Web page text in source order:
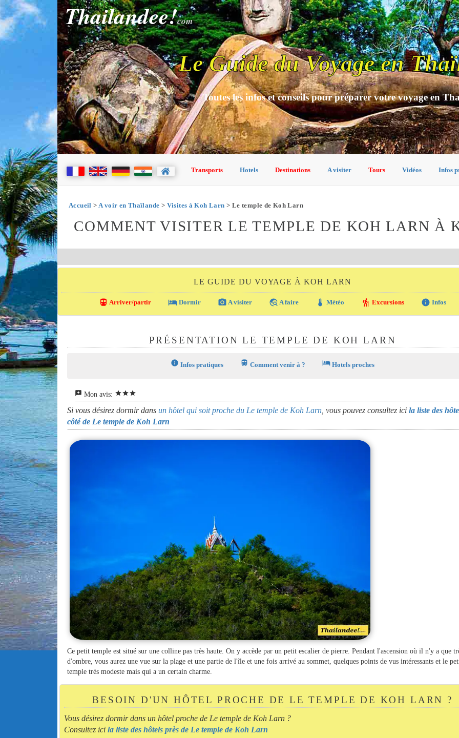
Thailandee!com
Le Guide du Voyage en
Toutes les infos et conseils pour préparer votre voyage en
Transports Hotels Destinations A visiter Tours Vidéos Infos
Accueil > A voir en Thaïlande > Visites à Koh Larn > Le temple de Koh Larn
COMMENT VISITER LE TEMPLE DE KOH LARN À
LE GUIDE DU VOYAGE À KOH LARN
directions_transit Arriver/partir local_hotel Dormir photo_camera A visiter travel_explore A faire thermostat Météo hiking Excursions info Infos
PRÉSENTATION LE TEMPLE DE KOH LARN
info Infos pratiques train Comment venir à ? hotel Hotels proches
reviews Mon avis: starstarstar
Si vous désirez dormir dansun hôtel qui soit proche du Le temple de Koh Larn , vous pouvez consultez icila liste des
côté de Le temple de Koh Larn
Ce petit temple est situé sur une colline pas très haute. On y accède par un petit escalier de pierre. Pendant l'ascension où il n'y a que
d'ombre, vous aurez une vue sur la plage et une partie de l'île et une fois arrivé au sommet, quelques points de vus intéressants et le
temple très modeste mais qui a un certain charme.
BESOIN D'UN HÔTEL PROCHE DE LE TEMPLE DE KOH LARN ?
Vous désirez dormir dans un hôtel proche de Le temple de Koh Larn ?
Consultez ici la liste des hôtels près de Le temple de Koh Larn